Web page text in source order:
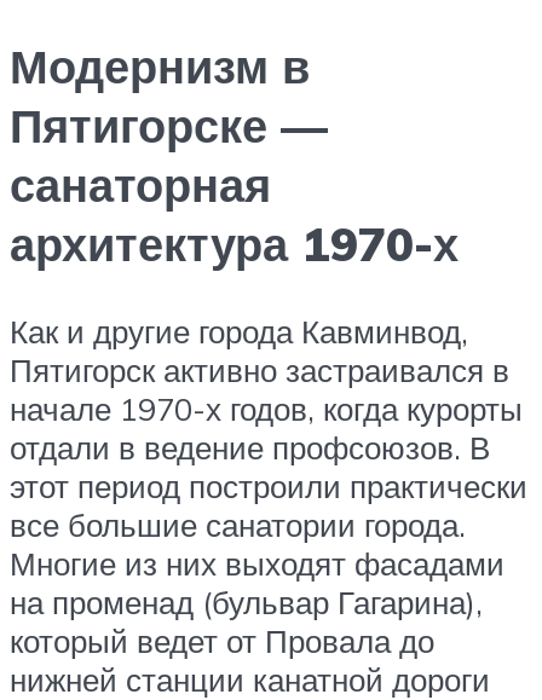
Модернизм в
Пятигорске —
санаторная
архитектура 1970-х
Как и другие города Кавминвод,
Пятигорск активно застраивался в
начале 1970-х годов, когда курорты
отдали в ведение профсоюзов. В
этот период построили практически
все большие санатории города.
Многие из них выходят фасадами
на променад (бульвар Гагарина),
который ведет от Провала до
нижней станции канатной дороги